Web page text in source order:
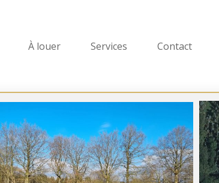
À louer Services Contact